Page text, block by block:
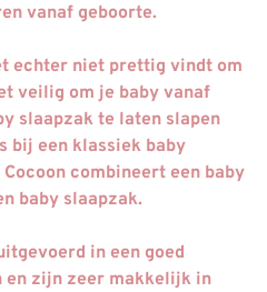
vanaf geboorte.
echter niet prettig vindt om
veilig om je baby vanaf
slaapzak te laten slapen
bij een klassiek baby
combineert een baby
baby slaapzak.
in een goed
en zijn zeer makkelijk in